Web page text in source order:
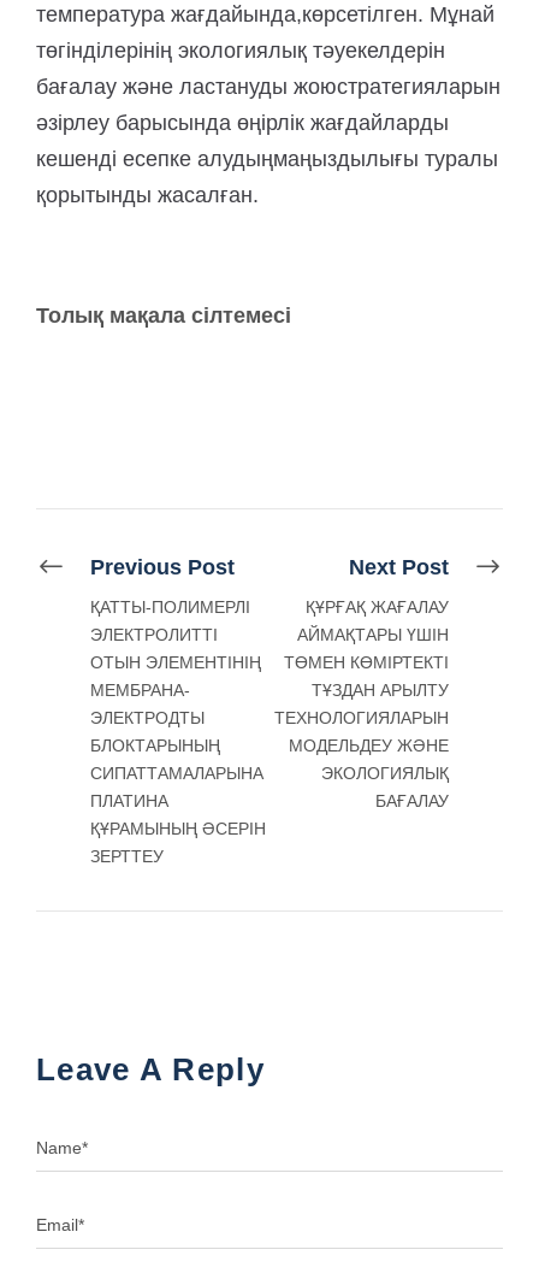
температура жағдайында,көрсетілген. Мұнай
төгінділерінің экологиялық тәуекелдерін
бағалау және ластануды жоюстратегияларын
әзірлеу барысында өңірлік жағдайларды
кешенді есепке алудыңмаңыздылығы туралы
қорытынды жасалған.
Толық мақала сілтемесі
Previous Post
ҚАТТЫ-ПОЛИМЕРЛІ
ЭЛЕКТРОЛИТТІ
ОТЫН ЭЛЕМЕНТІНІҢ
МЕМБРАНА-
ЭЛЕКТРОДТЫ
БЛОКТАРЫНЫҢ
СИПАТТАМАЛАРЫНА
ПЛАТИНА
ҚҰРАМЫНЫҢ ӘСЕРІН
ЗЕРТТЕУ
Next Post
ҚҰРҒАҚ ЖАҒАЛАУ
АЙМАҚТАРЫ ҮШІН
ТӨМЕН КӨМІРТЕКТІ
ТҰЗДАН АРЫЛТУ
ТЕХНОЛОГИЯЛАРЫН
МОДЕЛЬДЕУ ЖӘНЕ
ЭКОЛОГИЯЛЫҚ
БАҒАЛАУ
Leave A Reply